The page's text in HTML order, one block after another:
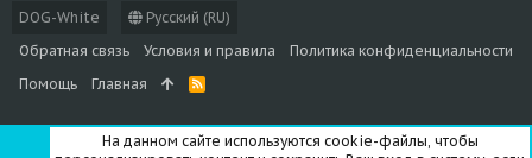
DOG-White
Русский (RU)
Обратная связь
Условия и правила
Политика конфиденциальности
Помощь
Главная
R
На данном сайте используются cookie-файлы, чтобы